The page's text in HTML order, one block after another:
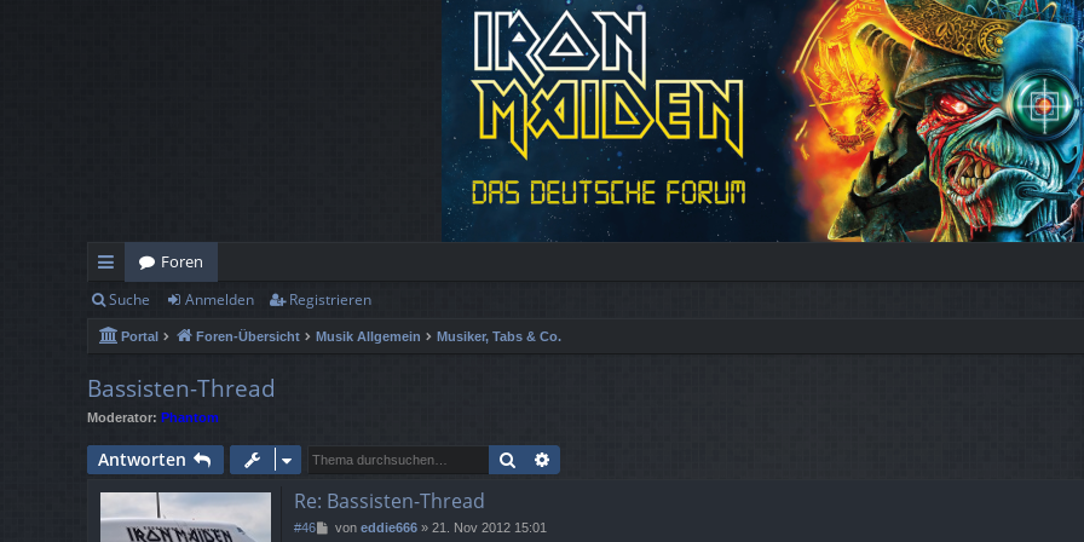
ch
ne
llz
ug
rif
Foren
Suche Anmelden Registrieren
Portal Foren-Übersicht Musik Allgemein Musiker, Tabs & Co.
Bassisten-Thread
Moderator: Phantom
Antworten Suche
Re: Bassisten-Thread
#46
Bvon eddie666» 21. Nov 2012 15:01